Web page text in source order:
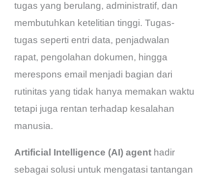
tugas yang berulang, administratif, dan
membutuhkan ketelitian tinggi. Tugas-
tugas seperti entri data, penjadwalan
rapat, pengolahan dokumen, hingga
merespons email menjadi bagian dari
rutinitas yang tidak hanya memakan waktu
tetapi juga rentan terhadap kesalahan
manusia.
Artificial Intelligence (AI) agent hadir
sebagai solusi untuk mengatasi tantangan